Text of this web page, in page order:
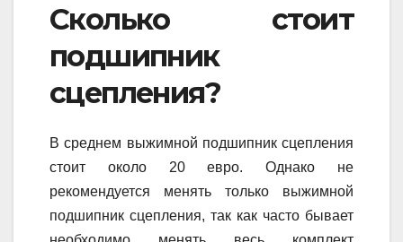
Сколько стоит
подшипник
сцепления?
В среднем выжимной подшипник сцепления
стоит около 20 евро. Однако не
рекомендуется менять только выжимной
подшипник сцепления, так как часто бывает